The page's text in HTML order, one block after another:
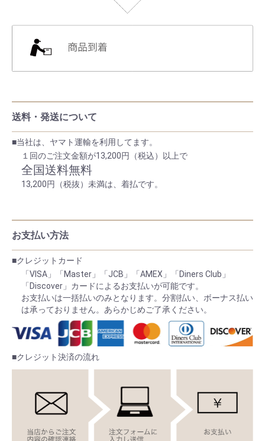
送料・発送について
■当社は、ヤマト運輸を利用してます。
１回のご注文金額が13,200円（税込）以上で
全国送料無料
13,200円（税抜）未満は、着払です。
お支払い方法
■クレジットカード
「VISA」「Master」「JCB」「AMEX」「Diners Club」
「Discover」カードによるお支払いが可能です。
お支払いは一括払いのみとなります。分割払い、ボーナス払い
は承っておりません。あらかじめご了承ください。
■クレジット決済の流れ